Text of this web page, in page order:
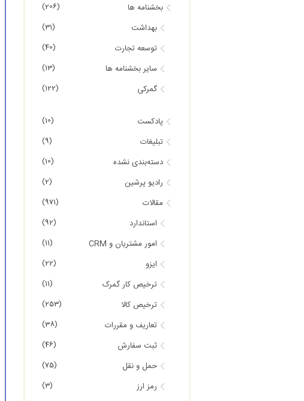
بخشنامه ها (206)
بهداشت (31)
توسعه تجارت (40)
سایر بخشنامه ها (13)
گمرکی (122)
پادکست (10)
تبلیغات (9)
دسته‌بندی نشده (10)
رادیو پرشین (2)
مقالات (971)
استاندارد (92)
امور مشتریان و CRM (11)
ایزو (22)
ترخیص کار گمرک (11)
ترخیص کالا (253)
تعاریف و مقررات (38)
ثبت سفارش (46)
حمل و نقل (75)
رمز ارز (3)